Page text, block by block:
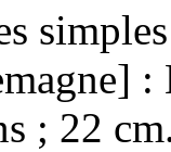
; 22